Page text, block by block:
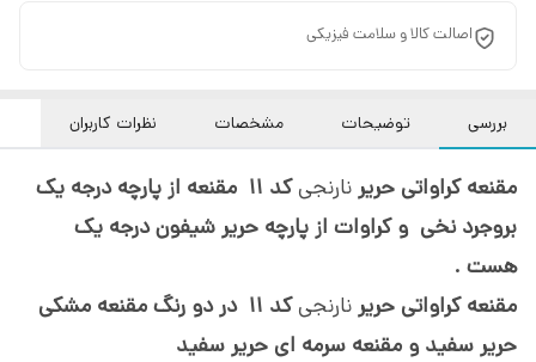
اصالت کالا و سلامت فیزیکی
بررسی توضیحات مشخصات نظرات کاربران
مقنعه کراواتی حریر نارنجیکد 11
مقنعه از پارچه درجه یک
بروجرد نخی و کراوات از پارچه حریر شیفون درجه یک
هست .
مقنعه کراواتی حریر نارنجی
کد 11 در دو رنگ مقنعه مشکی
حریر سفید و مقنعه سرمه ای حریر سفید